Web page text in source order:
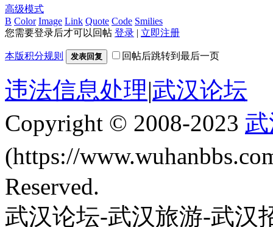
高级模式
B Color Image Link Quote Code Smilies
您需要登录后才可以回帖 登录 | 立即注册
本版积分规则 发表回复 回帖后跳转到最后一页
违法信息处理|武汉论坛
Copyright © 2008-2023
(https://
Reserved.
武汉论坛-武汉旅游-武汉